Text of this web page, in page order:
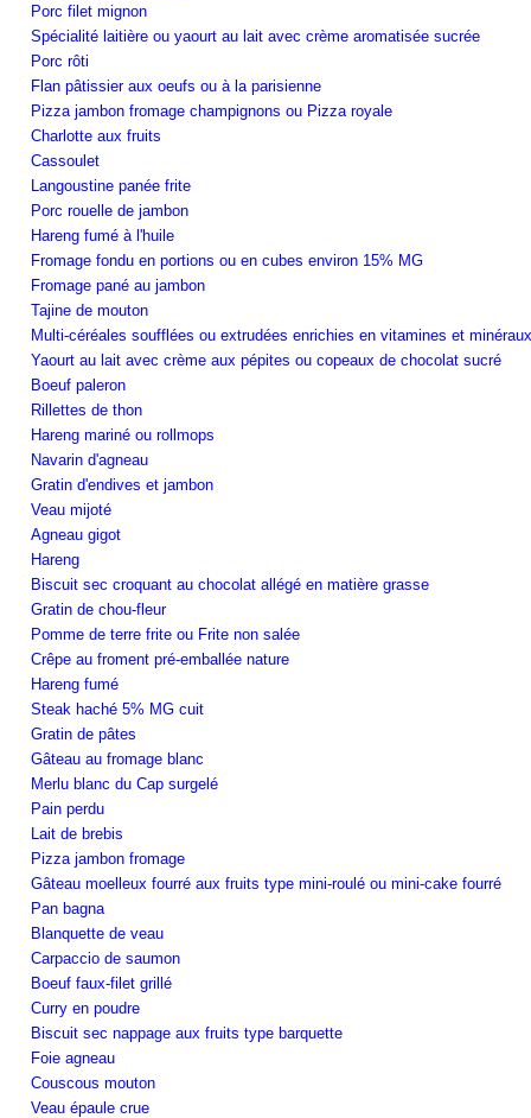
Porc filet mignon
Spécialité laitière ou yaourt au lait avec crème aromatisée sucrée
Porc rôti
Flan pâtissier aux oeufs ou à la parisienne
Pizza jambon fromage champignons ou Pizza royale
Charlotte aux fruits
Cassoulet
Langoustine panée frite
Porc rouelle de jambon
Hareng fumé à l'huile
Fromage fondu en portions ou en cubes environ 15% MG
Fromage pané au jambon
Tajine de mouton
Multi-céréales soufflées ou extrudées enrichies en vitamines et minéraux
Yaourt au lait avec crème aux pépites ou copeaux de chocolat sucré
Boeuf paleron
Rillettes de thon
Hareng mariné ou rollmops
Navarin d'agneau
Gratin d'endives et jambon
Veau mijoté
Agneau gigot
Hareng
Biscuit sec croquant au chocolat allégé en matière grasse
Gratin de chou-fleur
Pomme de terre frite ou Frite non salée
Crêpe au froment pré-emballée nature
Hareng fumé
Steak haché 5% MG cuit
Gratin de pâtes
Gâteau au fromage blanc
Merlu blanc du Cap surgelé
Pain perdu
Lait de brebis
Pizza jambon fromage
Gâteau moelleux fourré aux fruits type mini-roulé ou mini-cake fourré
Pan bagna
Blanquette de veau
Carpaccio de saumon
Boeuf faux-filet grillé
Curry en poudre
Biscuit sec nappage aux fruits type barquette
Foie agneau
Couscous mouton
Veau épaule crue